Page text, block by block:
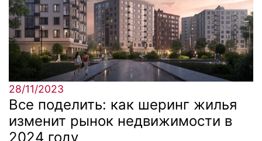
28/11/2023
Все поделить: как шеринг жилья
изменит рынок недвижимости в
2024 году